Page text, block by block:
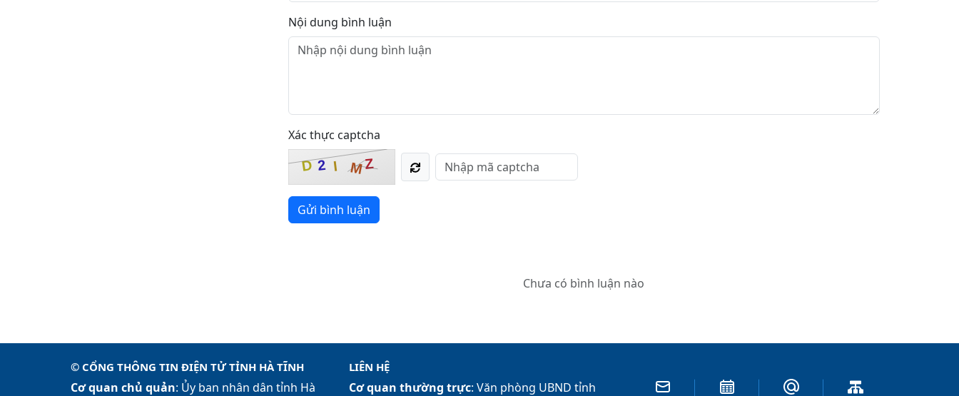
Nội dung bình luận
Xác thực captcha
D 2 I MZ
Gửi bình luận
Chưa có bình luận nào
© CỔNG THÔNG TIN ĐIỆN TỬ TỈNH HÀ TĨNH
Cơ quan chủ quản: Ủy ban nhân dân tỉnh Hà
LIÊN HỆ
Cơ quan thường trực: Văn phòng UBND tỉnh